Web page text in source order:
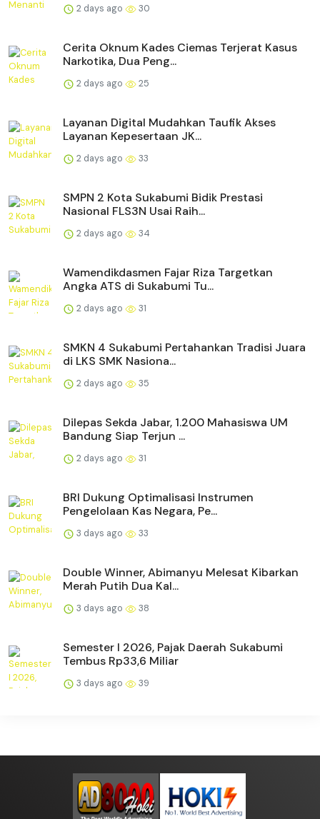
2 days ago 30
Cerita Oknum Kades Ciemas Terjerat Kasus
Narkotika, Dua Peng...
2 days ago 25
Layanan Digital Mudahkan Taufik Akses
Layanan Kepesertaan JK...
2 days ago 33
SMPN 2 Kota Sukabumi Bidik Prestasi
Nasional FLS3N Usai Raih...
2 days ago 34
Wamendikdasmen Fajar Riza Targetkan
Angka ATS di Sukabumi Tu...
2 days ago 31
SMKN 4 Sukabumi Pertahankan Tradisi Juara
di LKS SMK Nasiona...
2 days ago 35
Dilepas Sekda Jabar, 1.200 Mahasiswa UM
Bandung Siap Terjun ...
2 days ago 31
BRI Dukung Optimalisasi Instrumen
Pengelolaan Kas Negara, Pe...
3 days ago 33
Double Winner, Abimanyu Melesat Kibarkan
Merah Putih Dua Kal...
3 days ago 38
Semester I 2026, Pajak Daerah Sukabumi
Tembus Rp33,6 Miliar
3 days ago 39